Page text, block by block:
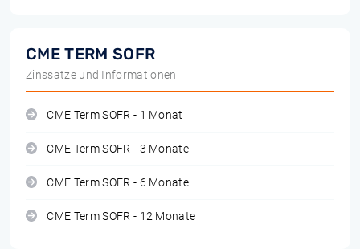
CME TERM SOFR
Zinssätze und Informationen
CME Term SOFR - 1 Monat
CME Term SOFR - 3 Monate
CME Term SOFR - 6 Monate
CME Term SOFR - 12 Monate